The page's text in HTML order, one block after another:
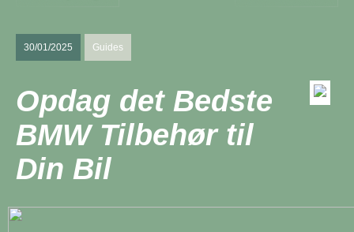
30/01/2025 Guides
Opdag det Bedste
BMW Tilbehør til
Din Bil